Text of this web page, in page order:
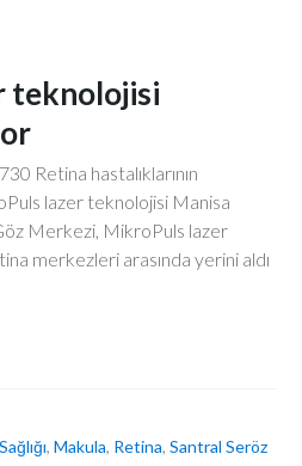
teknolojisi
Retina hastalıklarının
lazer teknolojisi Manisa
Merkezi, MikroPuls lazer
merkezleri arasında yerini aldı
, Makula, Retina, Santral Seröz